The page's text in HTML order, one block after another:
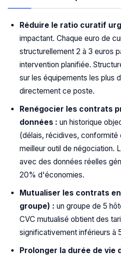
Réduire le ratio curatif
impactant. Chaque euro de
structurellement 2 à 3 euros
intervention planifiée.
sur les équipements les plus
directement ce poste.
Renégocier les contrats
données : un historique
(délais, récidives, conformité
meilleur outil de négociation.
avec des données réelles
20% d'économies.
Mutualiser les contrats
groupe) : un groupe de 5
CVC mutualisé obtient des
significativement inférieurs à
Prolonger la durée de vie